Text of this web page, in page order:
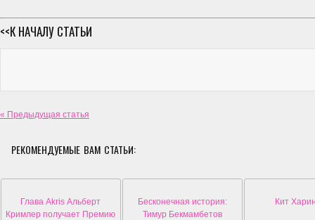
<<К НАЧАЛУ СТАТЬИ
« Предыдущая статья
РЕКОМЕНДУЕМЫЕ ВАМ СТАТЬИ:
Глава Akris Альберт
Кримлер получает Премию
Бесконечная история:
Тимур Бекмамбетов
Кит